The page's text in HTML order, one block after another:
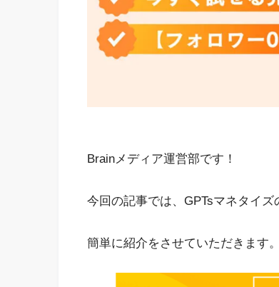
Brainメディア運営部です！
今回の記事では、GPTsマネタイズ
簡単に紹介をさせていただきます。